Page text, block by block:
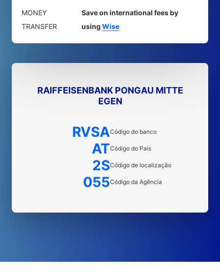
MONEY
TRANSFER
Save on international fees by
using Wise
RAIFFEISENBANK PONGAU MITTE
EGEN
RVSACódigo do banco
ATCódigo do País
2SCódigo de localização
055Código da Agência